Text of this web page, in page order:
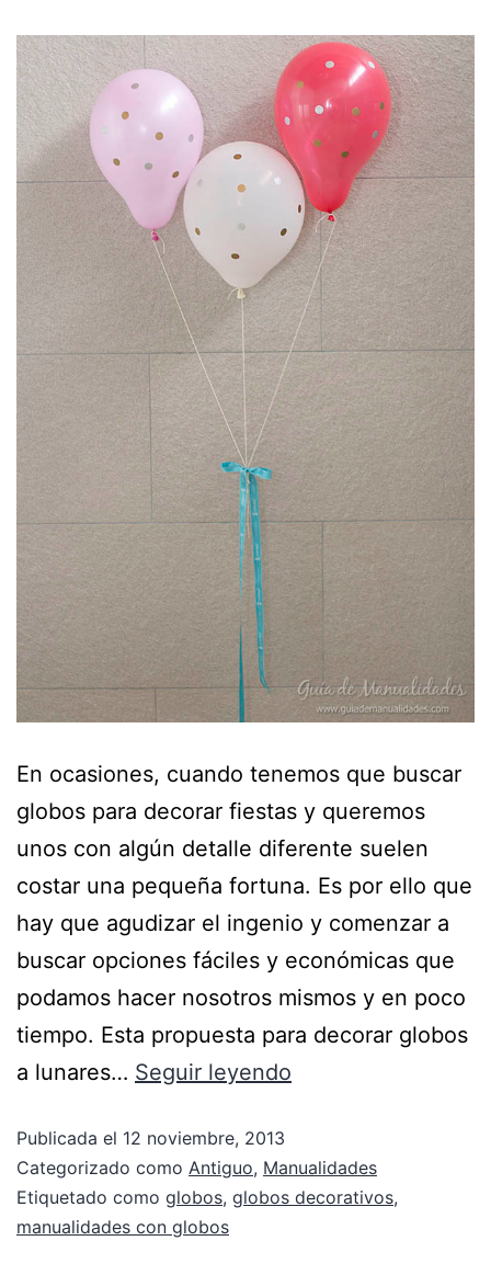
En ocasiones, cuando tenemos que buscar
globos para decorar fiestas y queremos
unos con algún detalle diferente suelen
costar una pequeña fortuna. Es por ello que
hay que agudizar el ingenio y comenzar a
buscar opciones fáciles y económicas que
podamos hacer nosotros mismos y en poco
tiempo. Esta propuesta para decorar globos
a lunares… Seguir leyendo
Publicada el 12 noviembre, 2013
Categorizado como Antiguo, Manualidades
Etiquetado como globos, globos decorativos,
manualidades con globos